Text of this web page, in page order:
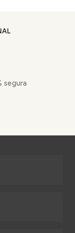
segura